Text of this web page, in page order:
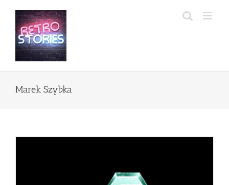
zawartości
Marek Szybka